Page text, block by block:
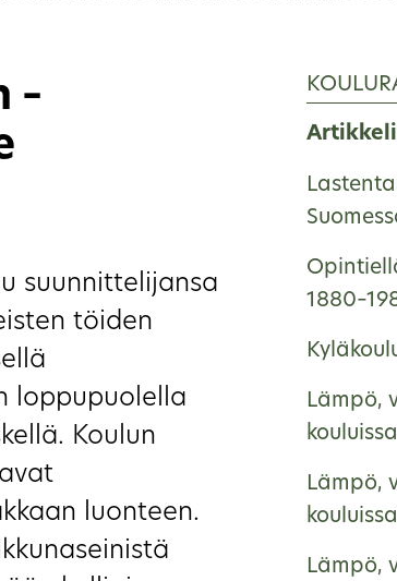
–
suunnittelijansa
töiden
loppupuolella
Koulun
luonteen.
Lämpö,
kouluissa
Lämpö,
kouluissa
Lämpö,